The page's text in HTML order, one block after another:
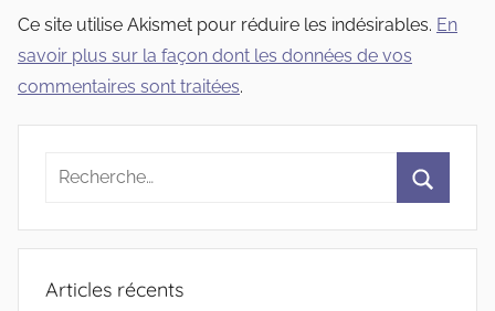
Ce site utilise Akismet pour réduire les indésirables. En
savoir plus sur la façon dont les données de vos
commentaires sont traitées.
Recherche
:
Articles récents